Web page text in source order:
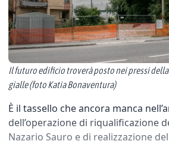
Il futuro edificio troverà posto nei pressi
gialle (foto Katia Bonaventura)
È il tassello che ancora manca
dell’operazione di riqualificazione
Nazario Sauro e di realizzazione